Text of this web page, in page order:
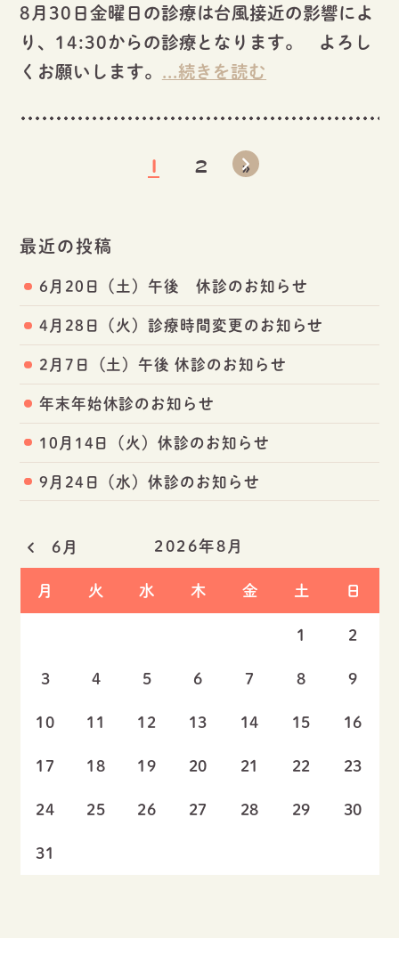
8月30日金曜日の診療は台風接近の影響によ
り、14:30からの診療となります。 よろし
くお願いします。 ...続きを読む
1 2 »
最近の投稿
6月20日（土）午後 休診のお知らせ
4月28日（火）診療時間変更のお知らせ
2月7日（土）午後 休診のお知らせ
年末年始休診のお知らせ
10月14日（火）休診のお知らせ
9月24日（水）休診のお知らせ
2026年8月
月 火 水 木 金 土 日
6月
1 2
3 4 5 6 7 8 9
10 11 12 13 14 15 16
17 18 19 20 21 22 23
24 25 26 27 28 29 30
31